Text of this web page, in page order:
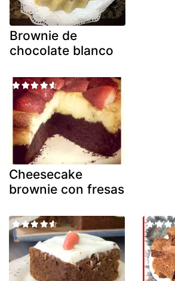
Brownie de
chocolate blanco
Cheesecake
brownie con fresas